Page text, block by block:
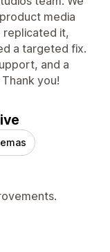
media
replicated it,
a targeted fix.
and a
you!